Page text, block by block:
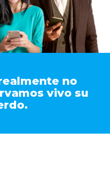
no
vivo su